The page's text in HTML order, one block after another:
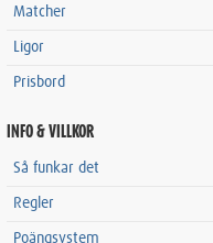
Matcher
Ligor
Prisbord
INFO & VILLKOR
Så funkar det
Regler
Poängsystem